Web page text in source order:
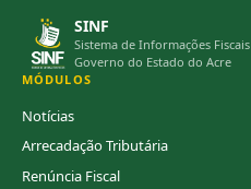
SINF
Sistema de Informações Fiscais
Governo do Estado do Acre
MÓDULOS
Notícias
Arrecadação Tributária
Renúncia Fiscal